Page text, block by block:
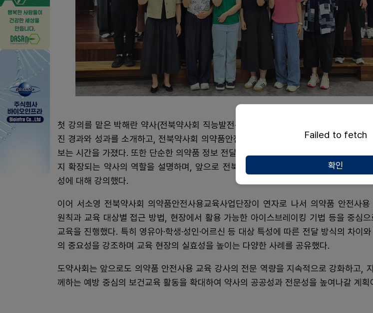
첫 강의를 맡은 박해란 약사(전북약사회 직능발전특별위원장)는 약바로쓰기운동본부 출
진 경과와 성과를 소개하고, 전북약사회 의약품안전사용교육 강사단의 출범과 활동 역사
보는 시간을 가졌다. 또한 단순한 의약품 정보 전달을 넘어 지역사회 건강증진과 통합약물
지 확장되는 약사의 역할을 설명하며, 앞으로 전북약사회가 나아가야 할 방향성과 약사
성에 대해 강의했다.
이어 서소영 전북약사회 의약품안전사용교육사업단장이 연자로 나서 의약품 안전사
원칙과 교육 대상별 접근 방법, 현장에서 활용 가능한 아이스브레이킹 기법 등을 중심
교육을 진행했다. 특히 영유아·학생·성인·어르신 등 대상 특성에 따른 전달 방식의 차이
의 중요성을 강조하며 교육 현장의 실효성을 높이는 다양한 사례를 공유했다.
도약사회는 앞으로도 의약품 안전사용 교육 강사의 전문 역량을 지속적으로 강화하고,
께하는 예방 중심의 보건교육 활동을 확대하여 약사의 공공성과 전문성을 높여나갈 계획
Failed to fetch
확인